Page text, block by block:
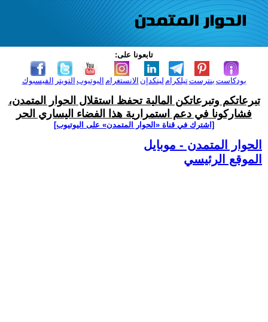
تابعونا على:
الفيسبوك التويتر اليوتيوب الانستغرام لينكدإن تيلكرامبنترست بودكاست
تبرعاتكم وتبرعاتكن المالية تحفظ استقلال الحوار المتمدن،
فشاركونا في دعم استمرارية هذا الفضاء اليساري الحر
[اشترك في قناة ‫«الحوار المتمدن» على اليوتيوب]
الحوار المتمدن - موبايل
الموقع الرئيسي